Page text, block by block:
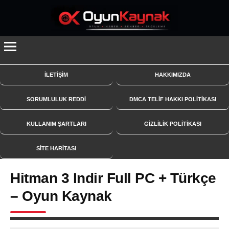
İLETİŞİM HAKKIMIZDA
SORUMLULUK REDDİ DMCA TELİF HAKKI POLİTİKASI
KULLANIM ŞARTLARI GİZLİLİK POLİTİKASI
SITE HARITASI
Hitman 3 Indir Full PC + Türkçe
– Oyun Kaynak